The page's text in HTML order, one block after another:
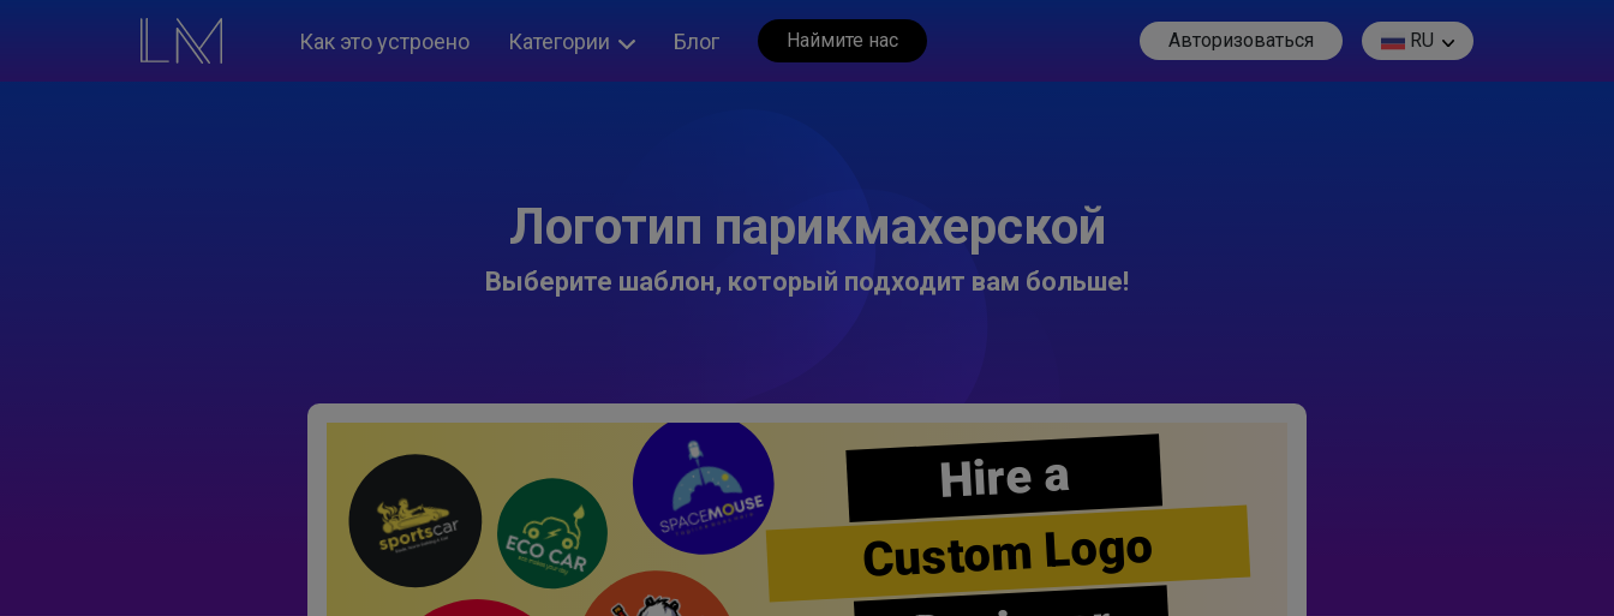
Как это устроено Категории Блог Наймите нас Авторизоваться RU
Логотип парикмахерской
Выберите шаблон, который подходит вам больше!
Hire a
Custom Logo